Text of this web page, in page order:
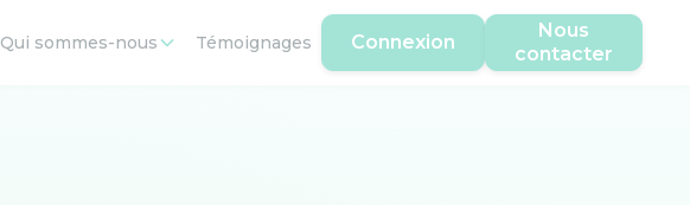
Qui sommes-nous Témoignages Connexion
Nous
contacter